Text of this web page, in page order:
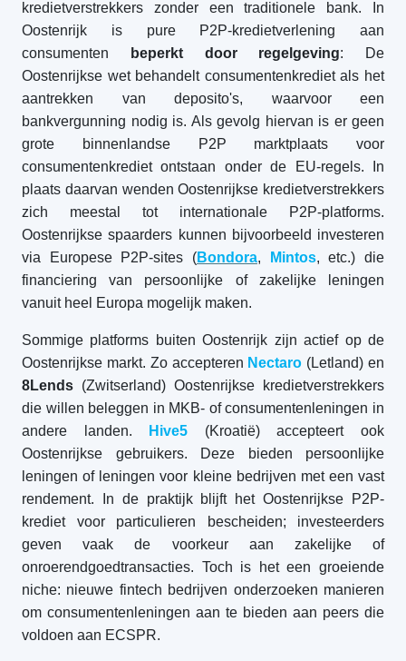
kredietverstrekkers zonder een traditionele bank. In
Oostenrijk is pure P2P-kredietverlening aan
consumenten
beperkt door regelgeving: De
Oostenrijkse wet behandelt consumentenkrediet als het
aantrekken van deposito's, waarvoor een
bankvergunning nodig is. Als gevolg hiervan is er geen
grote binnenlandse P2P marktplaats voor
consumentenkrediet ontstaan onder de EU-regels. In
plaats daarvan wenden Oostenrijkse kredietverstrekkers
zich meestal tot internationale P2P-platforms.
Oostenrijkse spaarders kunnen bijvoorbeeld investeren
via Europese P2P-sites (Bondora, Mintos, etc.) die
financiering van persoonlijke of zakelijke leningen
vanuit heel Europa mogelijk maken.
Sommige platforms buiten Oostenrijk zijn actief op de
Oostenrijkse markt. Zo accepteren Nectaro (Letland) en
8Lends (Zwitserland) Oostenrijkse kredietverstrekkers
die willen beleggen in MKB- of consumentenleningen in
andere landen.
Hive5 (Kroatië) accepteert ook
Oostenrijkse gebruikers. Deze bieden persoonlijke
leningen of leningen voor kleine bedrijven met een vast
rendement. In de praktijk blijft het Oostenrijkse P2P-
krediet voor particulieren bescheiden; investeerders
geven vaak de voorkeur aan zakelijke of
onroerendgoedtransacties. Toch is het een groeiende
niche: nieuwe fintech bedrijven onderzoeken manieren
om consumentenleningen aan te bieden aan peers die
voldoen aan ECSPR.